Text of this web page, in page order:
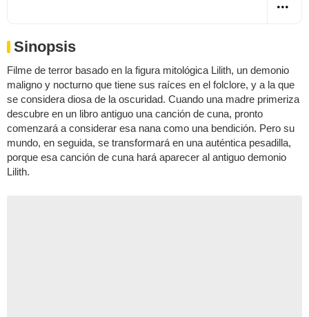
Sinopsis
Filme de terror basado en la figura mitológica Lilith, un demonio
maligno y nocturno que tiene sus raíces en el folclore, y a la que
se considera diosa de la oscuridad. Cuando una madre primeriza
descubre en un libro antiguo una canción de cuna, pronto
comenzará a considerar esa nana como una bendición. Pero su
mundo, en seguida, se transformará en una auténtica pesadilla,
porque esa canción de cuna hará aparecer al antiguo demonio
Lilith.